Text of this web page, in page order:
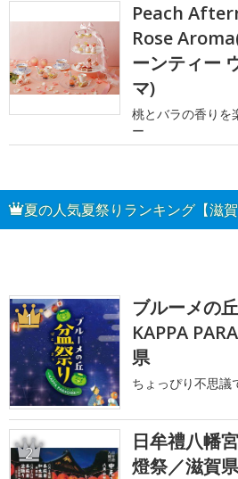
Peach
Rose
ーンティー
マ)
桃とバラの香りを
ー
夏の人気夏祭りランキング【滋
1
ブルーメ
KAPPA
県
ちょっぴり不思議
2
日牟禮八幡
燈祭／滋賀